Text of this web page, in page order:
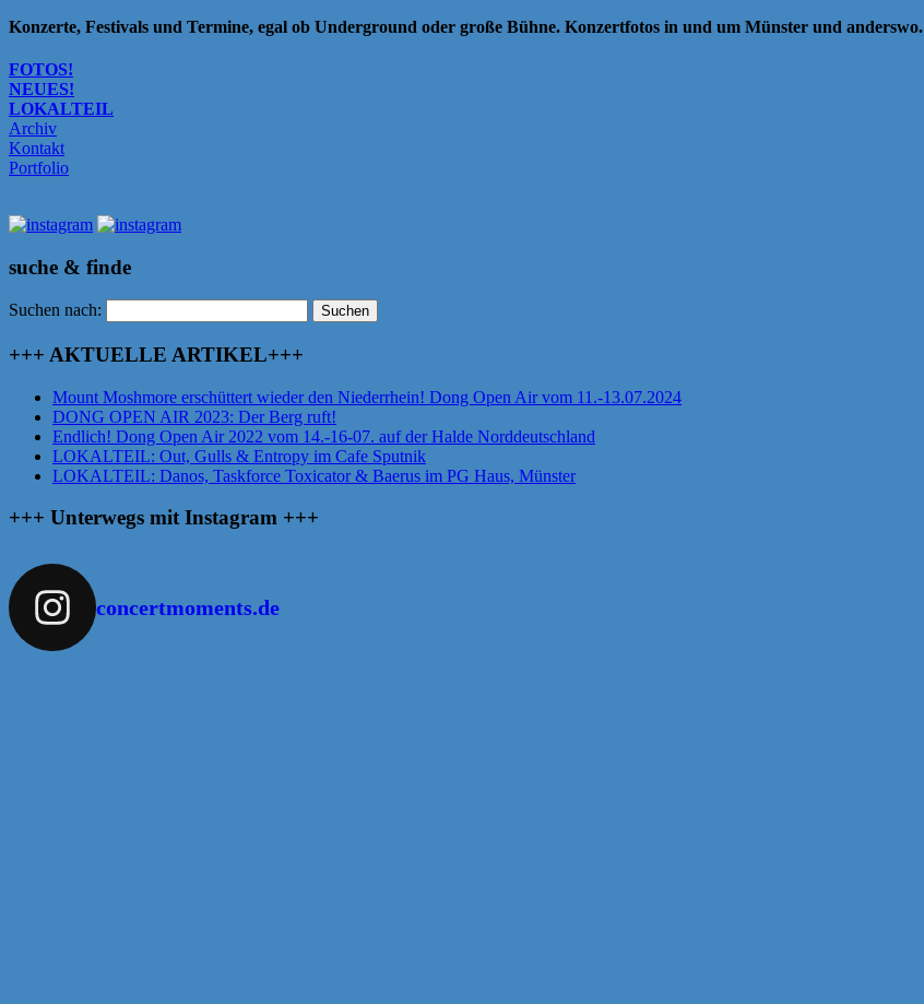
Konzerte, Festivals und Termine, egal ob Underground oder große Bühne. Konzertfotos in und um Münster und anderswo.
FOTOS!
NEUES!
LOKALTEIL
Archiv
Kontakt
Portfolio
suche & finde
Suchen nach:
+++ AKTUELLE ARTIKEL+++
Mount Moshmore erschüttert wieder den Niederrhein! Dong Open Air vom 11.-13.07.2024
DONG OPEN AIR 2023: Der Berg ruft!
Endlich! Dong Open Air 2022 vom 14.-16-07. auf der Halde Norddeutschland
LOKALTEIL: Out, Gulls & Entropy im Cafe Sputnik
LOKALTEIL: Danos, Taskforce Toxicator & Baerus im PG Haus, Münster
+++ Unterwegs mit Instagram +++
concertmoments.de